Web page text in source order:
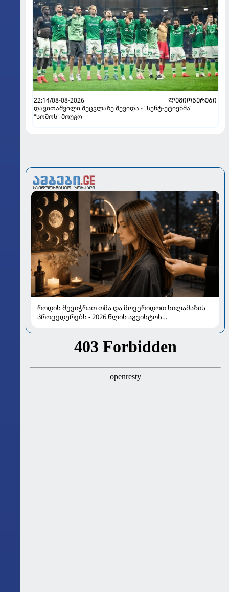
22:14/08-08-2026
ᲚᲔᲒᲘᲝᲜᲔᲠᲔᲑᲘ
დავითაშვილი შეცვლაზე შევიდა - "სენტ-ეტიენმა"
"სოშოს" მოუგო
როდის შევიჭრათ თმა და მოვერიდოთ სილამაზის
პროცედურებს - 2026 წლის აგვისტოს